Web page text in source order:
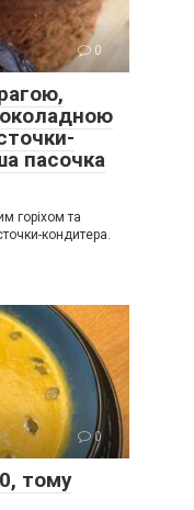
0
пасочка
горіхом та
кондитера.
0
тому